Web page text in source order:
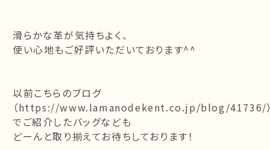
滑らかな革が気持ちよく、
使い心地もご好評いただいております^^
以前こちらのブログ
（https://www.lamanodekent.co.jp/blog/41736/
でご紹介したバッグなども
どーんと取り揃えてお待ちしております！